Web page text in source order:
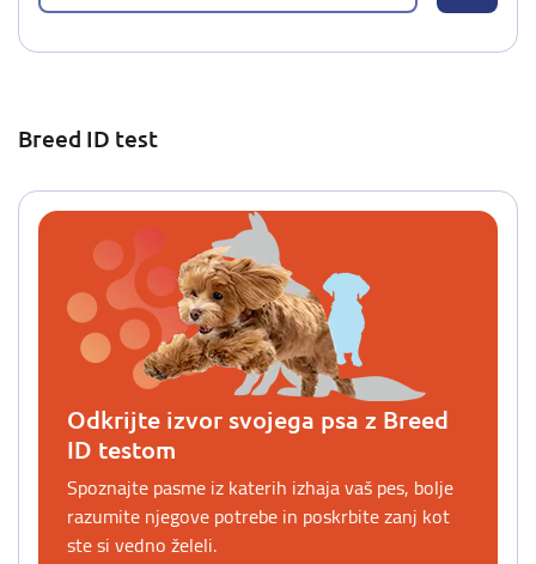
Breed ID test
Odkrijte izvor svojega psa z Breed
ID testom
Spoznajte pasme iz katerih izhaja vaš pes, bolje
razumite njegove potrebe in poskrbite zanj kot
ste si vedno želeli.